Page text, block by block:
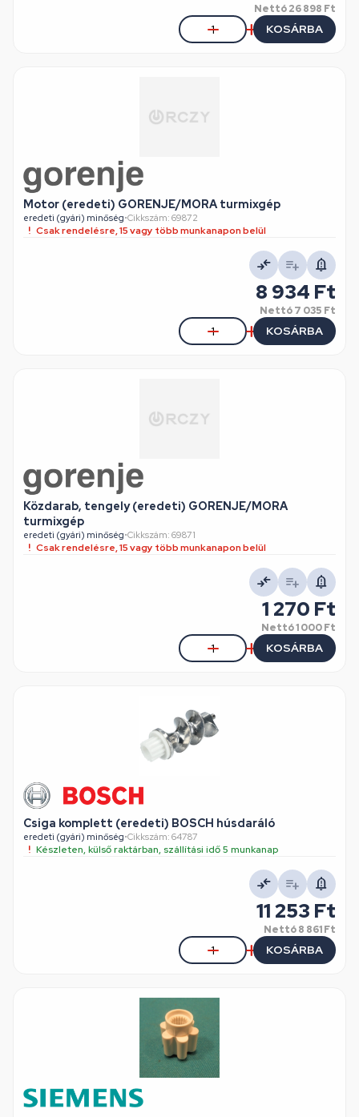
Nettó26 898 Ft
KOSÁRBA
Motor (eredeti) GORENJE/MORA turmixgép
eredeti (gyári) minőség•Cikkszám: 69872
Csak rendelésre, 15 vagy több munkanapon belül
8 934 Ft
Nettó7 035 Ft
KOSÁRBA
Közdarab, tengely (eredeti) GORENJE/MORA
turmixgép
eredeti (gyári) minőség•Cikkszám: 69871
Csak rendelésre, 15 vagy több munkanapon belül
1 270 Ft
Nettó1 000 Ft
KOSÁRBA
Csiga komplett (eredeti) BOSCH húsdaráló
eredeti (gyári) minőség•Cikkszám: 64787
Készleten, külső raktárban, szállítási idő 5 munkanap
11 253 Ft
Nettó8 861 Ft
KOSÁRBA